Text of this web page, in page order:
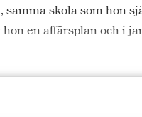
skola som hon
en affärsplan och i